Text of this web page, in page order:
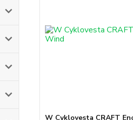
W Cyklovesta CRAFT